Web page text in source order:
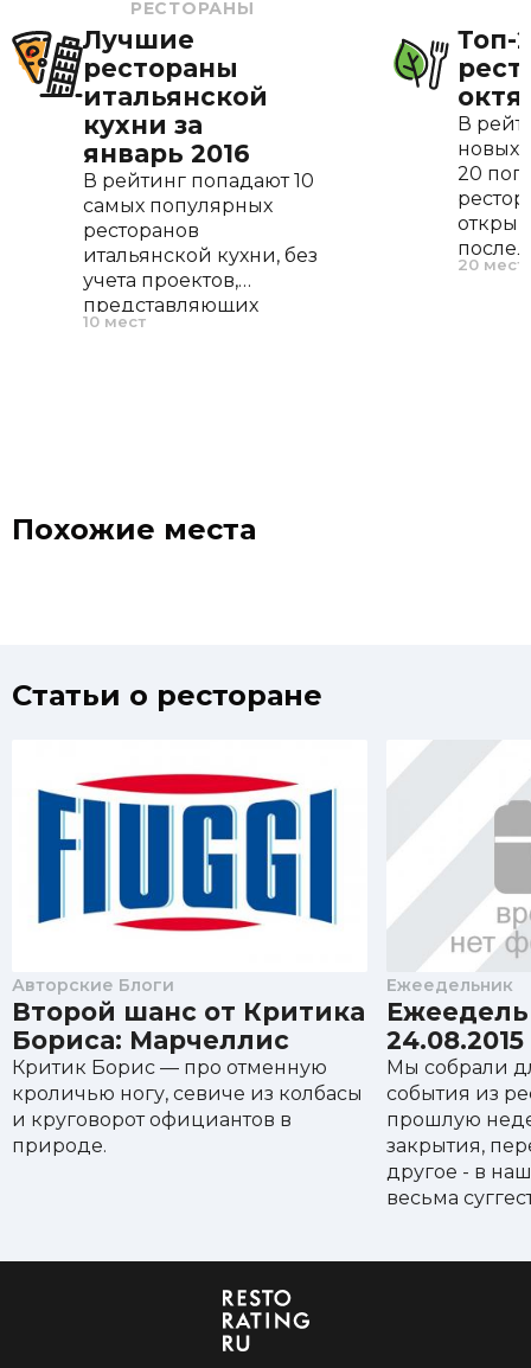
РЕСТОРАНЫ
Лучшие
рестораны
итальянской
кухни за
январь 2016
В рейтинг попадают 10
самых популярных
ресторанов
итальянской кухни, без
учета проектов,
представляющих
итальянскую кухню
10 мест
Топ-
В
новых
20
По
20 мест
Похожие места
Статьи о ресторане
Авторские Блоги
Второй шанс от Критика
Бориса: Марчеллис
Критик Борис — про отменную
кроличью ногу, севиче из колбасы
и круговорот официантов в
природе.
Ежеедельник
24.08.2015
Мы собрали
события из
прошлую
закрытия,
другое - в
весьма